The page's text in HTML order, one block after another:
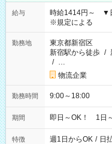
給与
時給1414円～ ▼
※規定による
勤務地
東京都新宿区
新宿駅から徒歩 /
/ …
物流企業
勤務時間 9:00～18:00
期間 即日～OK！ 1日
特徴 週1日からOK / 日